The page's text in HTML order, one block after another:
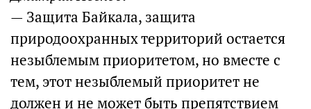
— Защита Байкала, защита
природоохранных территорий остается
незыблемым приоритетом, но вместе с
тем, этот незыблемый приоритет не
должен и не может быть препятствием